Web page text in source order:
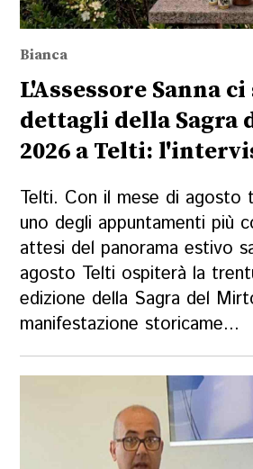
Bianca
L'Assessore Sanna
dettagli della Sagra
2026 a Telti:
Telti. Con il mese di agosto
uno degli appuntamenti più
attesi del panorama estivo
agosto Telti ospiterà la
edizione della Sagra del
manifestazione storicame...